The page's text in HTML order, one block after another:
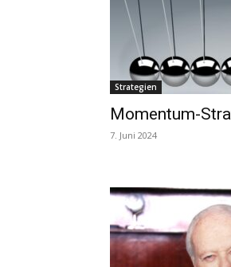
Strategien
Momentum-
7. Juni 2024